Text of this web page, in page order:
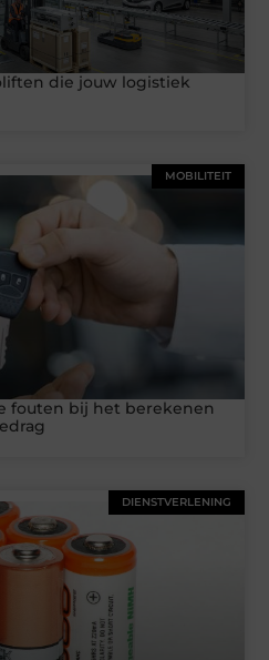
die jouw logistiek
MOBILITEIT
fouten bij het berekenen
DIENSTVERLENING